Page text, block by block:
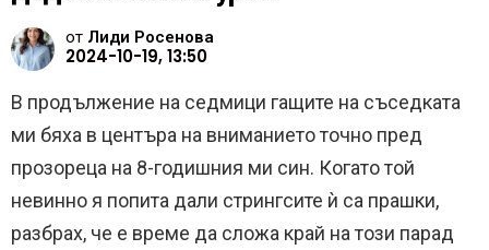
от Лиди Росенова
2024-10-19, 13:50
В продължение на седмици гащите на съседката
ми бяха в центъра на вниманието точно пред
прозореца на 8-годишния ми син. Когато той
невинно я попита дали стрингсите ѝ са прашки,
разбрах, че е време да сложа край на този парад